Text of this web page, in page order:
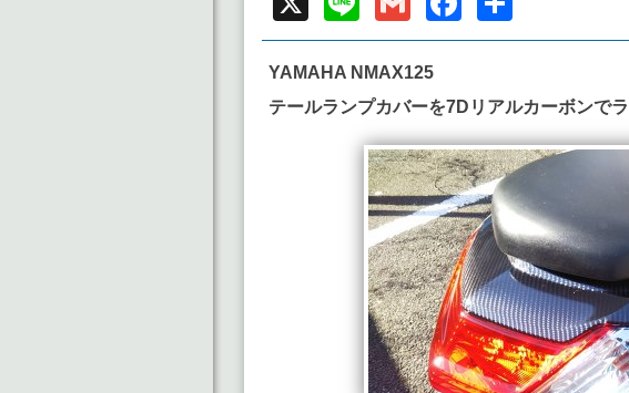
有
YAMAHA NMAX125
テールランプカバーを7Dリアルカーボンで